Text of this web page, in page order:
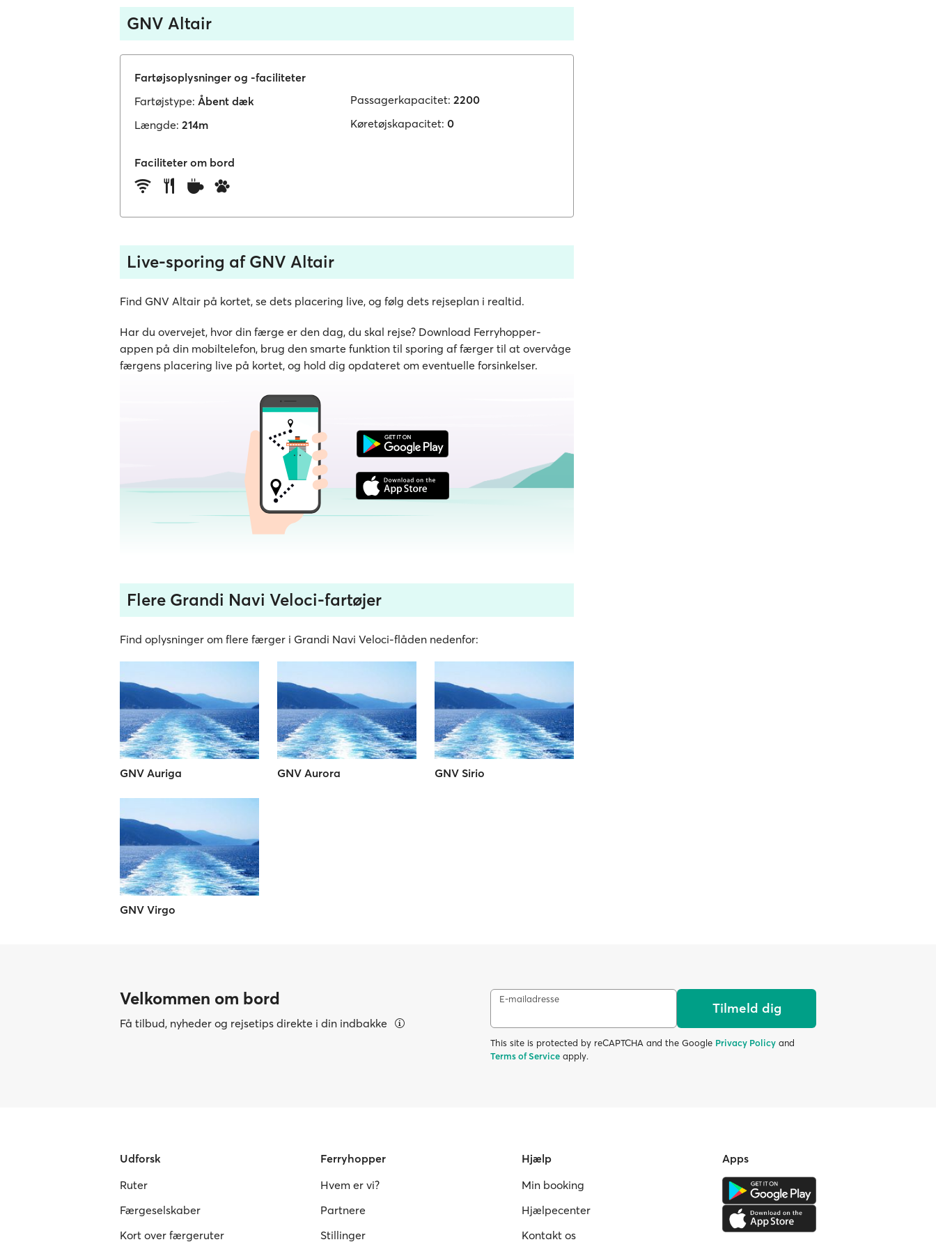
GNV Altair
Fartøjsoplysninger og -faciliteter
Fartøjstype: Åbent dæk
Længde: 214m
Passagerkapacitet: 2200
Køretøjskapacitet: 0
Faciliteter om bord
Live-sporing af GNV Altair
Find GNV Altair på kortet, se dets placering live, og følg dets rejseplan i realtid.
Har du overvejet, hvor din færge er den dag, du skal rejse? Download Ferryhopper-
appen på din mobiltelefon, brug den smarte funktion til sporing af færger til at overvåge
færgens placering live på kortet, og hold dig opdateret om eventuelle forsinkelser.
Flere Grandi Navi Veloci-fartøjer
Find oplysninger om flere færger i Grandi Navi Veloci-flåden nedenfor:
GNV Auriga GNV Aurora GNV Sirio
GNV Virgo
Velkommen om bord
Få tilbud, nyheder og rejsetips direkte i din indbakke
E-mailadresse
Tilmeld dig
This site is protected by reCAPTCHA and the Google Privacy Policy and
Terms of Service apply.
Udforsk
Ruter
Færgeselskaber
Kort over færgeruter
Ferryhopper
Hvem er vi?
Partnere
Stillinger
Hjælp
Min booking
Hjælpecenter
Kontakt os
Apps